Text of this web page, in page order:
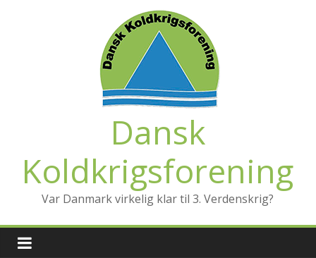
Dansk
Koldkrigsforening
Var Danmark virkelig klar til 3. Verdenskrig?